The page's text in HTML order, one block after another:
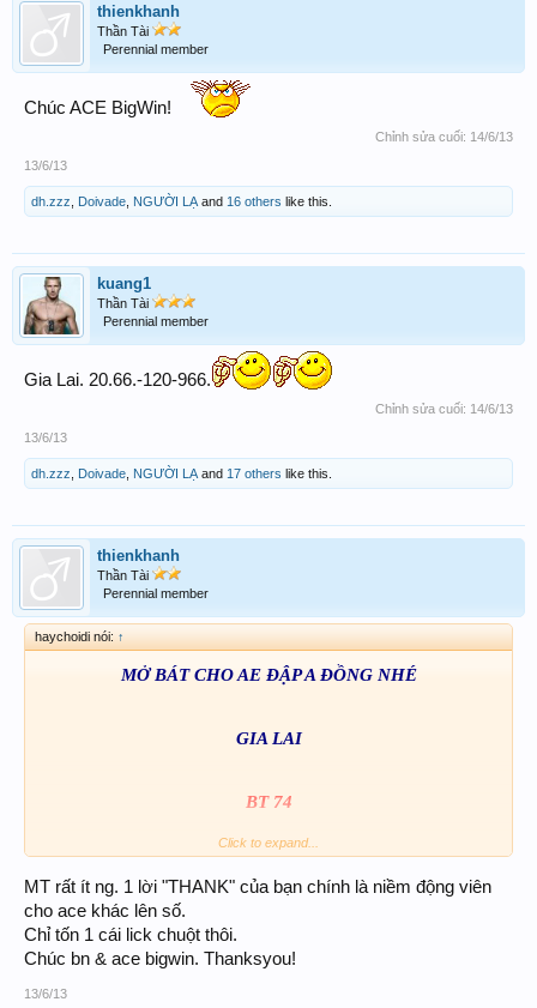
thienkhanh
Thần Tài
Perennial member
Chúc ACE BigWin!
Chỉnh sửa cuối: 14/6/13
13/6/13
dh.zzz Doivade NGƯỜI LẠ and 16 others like this.
kuang1
Thần Tài
Perennial member
Gia Lai. 20.66.-120-966.
Chỉnh sửa cuối: 14/6/13
13/6/13
dh.zzz Doivade NGƯỜI LẠ and 17 others like this.
thienkhanh
Thần Tài
Perennial member
haychoidi nói: ↑
MỞ BÁT CHO AE ĐẬP A ĐỒNG NHÉ
GIA LAI
BT 74
3 CÀNG 574,774,375,775
Click to expand...
MT rất ít ng. 1 lời "THANK" của bạn chính là niềm động viên
cho ace khác lên số.
Chỉ tốn 1 cái lick chuột thôi.
Chúc bn & ace bigwin. Thanksyou!
13/6/13